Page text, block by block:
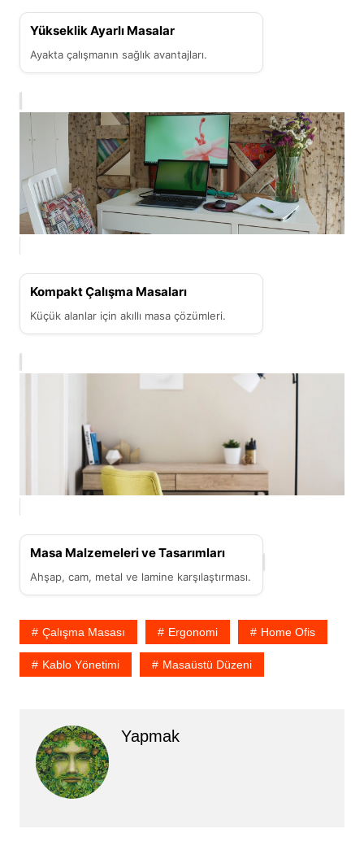
Yükseklik Ayarlı Masalar
Ayakta çalışmanın sağlık avantajları.
Kompakt Çalışma Masaları
Küçük alanlar için akıllı masa çözümleri.
Masa Malzemeleri ve Tasarımları
Ahşap, cam, metal ve lamine karşılaştırması.
Çalışma Masası Ergonomi Home Ofis
Kablo Yönetimi Masaüstü Düzeni
Yapmak